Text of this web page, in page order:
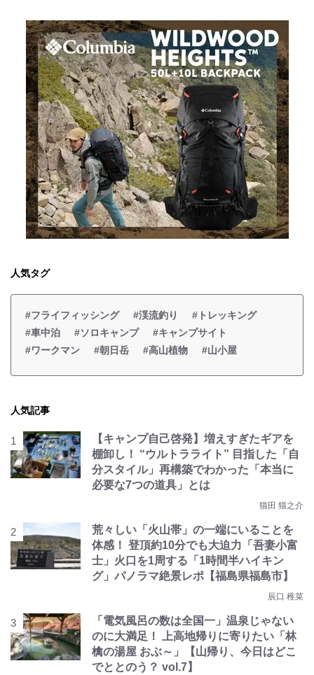
人気タグ
#フライフィッシング #渓流釣り
#トレッキング
#車中泊
#ソロキャンプ
#キャンプサイト
#ワークマン
#朝日岳 #高山植物 #山小屋
人気記事
【キャンプ自己啓発】増えすぎたギアを
棚卸し！ “ウルトラライト” 目指した「自
分スタイル」再構築でわかった「本当に
必要な7つの道具」とは
猫田 猫之介
荒々しい「火山帯」の一端にいることを
体感！ 登頂約10分でも大迫力「吾妻小富
士」火口を1周する「1時間半ハイキン
グ」パノラマ絶景レポ【福島県福島市】
辰口 稚菜
「電気風呂の数は全国一」温泉じゃない
のに大満足！ 上高地帰りに寄りたい「林
檎の湯屋 おぶ～」【山帰り、今日はどこ
でととのう？ vol.7】